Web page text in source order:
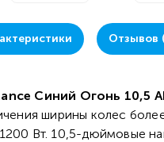
Отзывов
Синий Огонь 10,5
ширины колес
Вт. 10,5-дюймовые